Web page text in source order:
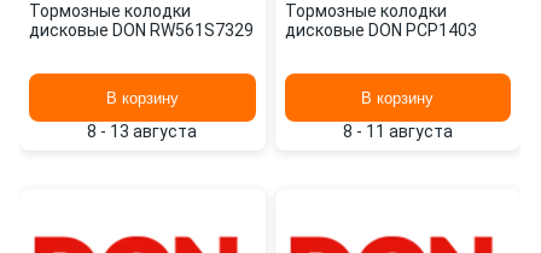
Тормозные колодки
дисковые DON RW561S7329
В корзину
8 - 13 августа
Тормозные колодки
дисковые DON PCP1403
В корзину
8 - 11 августа